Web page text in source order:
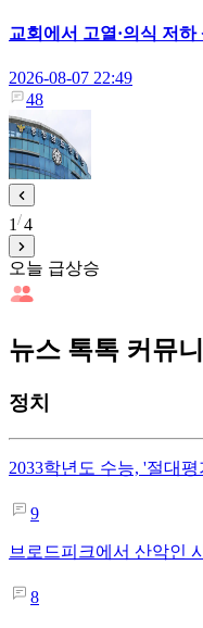
교회에서 고열·의식 저
2026-08-07 22:49
48
1 4
오늘 급상승
뉴스 톡톡 커뮤니
정치
2033학년도 수능, '절대
9
브로드피크에서 산악인
8